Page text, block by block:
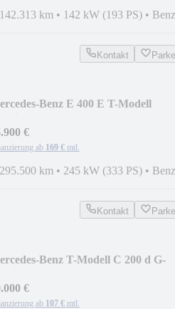
142.313 km • 142 kW (193 PS) •
Kontakt
Benz E 400 E T-Modell
€
ab 169 € mtl.
295.500 km • 245 kW (333 PS) •
Kontakt
Benz T-Modell C 200 d G-
€
ab 107 € mtl.